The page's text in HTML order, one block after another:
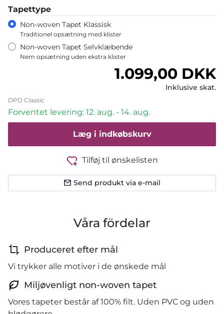
Tapettype
Non-woven Tapet Klassisk
Traditionel opsætning med klister
Non-woven Tapet Selvklæbende
Nem opsætning uden ekstra klister
Normalpris
1.099,00 DKK
Inklusive skat.
DPD Classic
Forventet levering: 12. aug. - 14. aug.
Læg i indkøbskurv
Tilføj til ønskelisten
Send produkt via e-mail
Våra fördelar
Produceret efter mål
Vi trykker alle motiver i de ønskede mål
Miljøvenligt non-woven tapet
Vores tapeter består af 100% filt. Uden PVC og uden